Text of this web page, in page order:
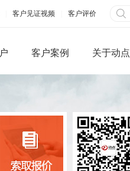
客户见证视频 客户评价
客户案例 关于动点